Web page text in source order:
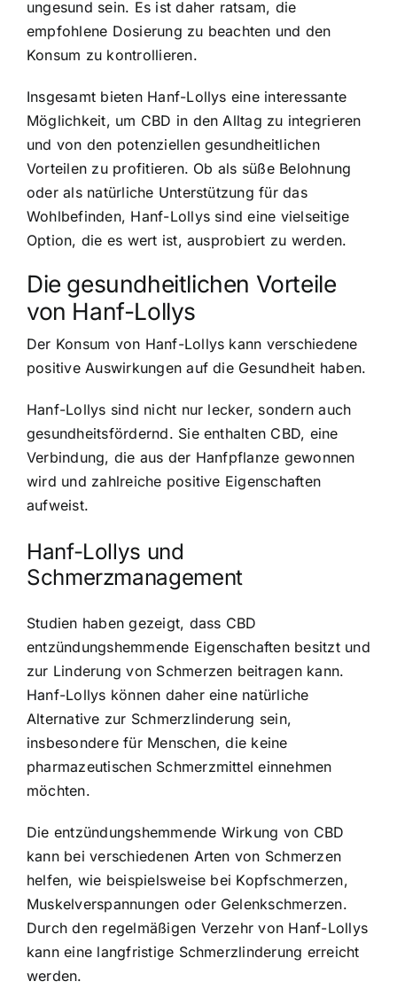
ungesund sein. Es ist daher ratsam, die
empfohlene Dosierung zu beachten und den
Konsum zu kontrollieren.
Insgesamt bieten Hanf-Lollys eine interessante
Möglichkeit, um CBD in den Alltag zu integrieren
und von den potenziellen gesundheitlichen
Vorteilen zu profitieren. Ob als süße Belohnung
oder als natürliche Unterstützung für das
Wohlbefinden, Hanf-Lollys sind eine vielseitige
Option, die es wert ist, ausprobiert zu werden.
Die gesundheitlichen Vorteile
von Hanf-Lollys
Der Konsum von Hanf-Lollys kann verschiedene
positive Auswirkungen auf die Gesundheit haben.
Hanf-Lollys sind nicht nur lecker, sondern auch
gesundheitsfördernd. Sie enthalten CBD, eine
Verbindung, die aus der Hanfpflanze gewonnen
wird und zahlreiche positive Eigenschaften
aufweist.
Hanf-Lollys und
Schmerzmanagement
Studien haben gezeigt, dass CBD
entzündungshemmende Eigenschaften besitzt und
zur Linderung von Schmerzen beitragen kann.
Hanf-Lollys können daher eine natürliche
Alternative zur Schmerzlinderung sein,
insbesondere für Menschen, die keine
pharmazeutischen Schmerzmittel einnehmen
möchten.
Die entzündungshemmende Wirkung von CBD
kann bei verschiedenen Arten von Schmerzen
helfen, wie beispielsweise bei Kopfschmerzen,
Muskelverspannungen oder Gelenkschmerzen.
Durch den regelmäßigen Verzehr von Hanf-Lollys
kann eine langfristige Schmerzlinderung erreicht
werden.